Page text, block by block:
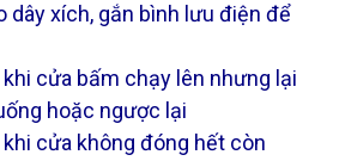
dây xích, gắn bình lưu điện để
cửa bấm chạy lên nhưng lại
hoặc ngược lại
cửa không đóng hết còn